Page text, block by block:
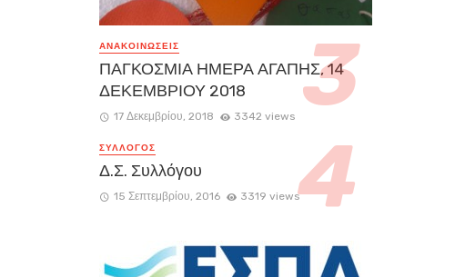
ΑΝΑΚΟΙΝΏΣΕΙΣ
ΠΑΓΚΟΣΜΙΑ ΗΜΕΡΑ ΑΓΑΠΗΣ, 14
ΔΕΚΕΜΒΡΙΟΥ 2018
17 Δεκεμβρίου, 2018 3342 views
ΣΥΛΛΟΓΟΣ
Δ.Σ. Συλλόγου
15 Σεπτεμβρίου, 2016 3319 views